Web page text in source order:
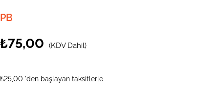
PB
₺75,00 (KDV Dahil)
₺25,00 'den başlayan taksitlerle